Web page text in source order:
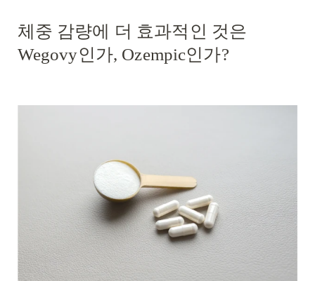
체중 감량에 더 효과적인 것은
Wegovy인가, Ozempic인가?